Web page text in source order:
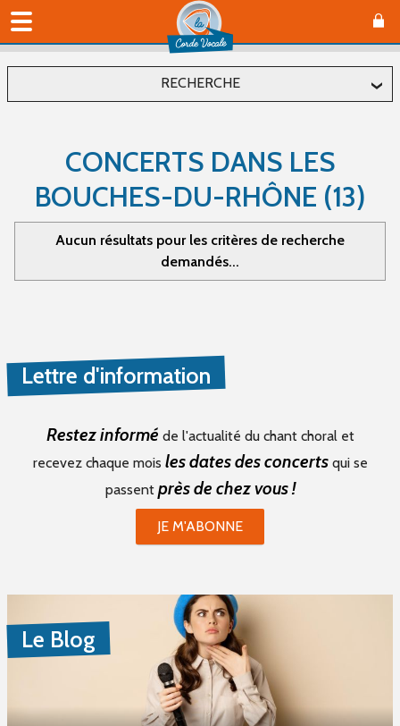
RECHERCHE
Département
Commune
Type(s) d'évènement
Concerts (0)
Mot(s) clé(s)
Plusieurs mots clé possibles
CONCERTS DANS LES
BOUCHES-DU-RHÔNE (13)
Aucun résultats pour les critères de recherche
demandés...
Lettre d'information
Restez informé de l'actualité du chant choral et
recevez chaque mois les dates des concertsqui se
passent près de chez vous !
JE M'ABONNE
Le Blog